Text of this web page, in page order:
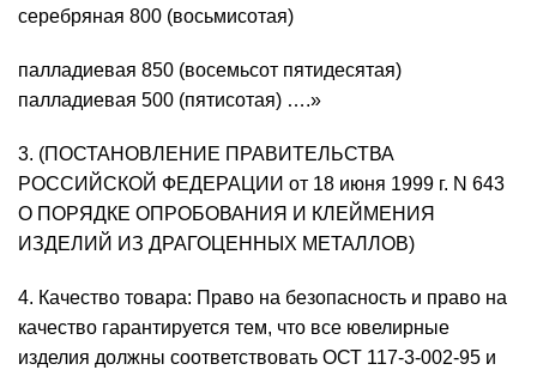
серебряная 800 (восьмисотая)
палладиевая 850 (восемьсот пятидесятая)
палладиевая 500 (пятисотая) ….»
3. (ПОСТАНОВЛЕНИЕ ПРАВИТЕЛЬСТВА
РОССИЙСКОЙ ФЕДЕРАЦИИ от 18 июня 1999 г. N 643
О ПОРЯДКЕ ОПРОБОВАНИЯ И КЛЕЙМЕНИЯ
ИЗДЕЛИЙ ИЗ ДРАГОЦЕННЫХ МЕТАЛЛОВ)
4. Качество товара: Право на безопасность и право на
качество гарантируется тем, что все ювелирные
изделия должны соответствовать ОСТ 117-3-002-95 и